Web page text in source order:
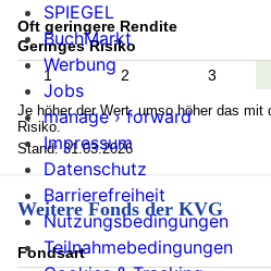
Oft geringere Rendite
Geringes Risiko
1
2 3
Je höher der Wert, umso höher das mit
Risiko.
Stand: 31.03.2026
Weitere Fonds der KVG
Fondsart
SPIEGEL
BuchMarkt
Werbung
Jobs
manage › forward
Impressum
Datenschutz
Barrierefreiheit
Nutzungsbedingungen
Teilnahmebedingungen